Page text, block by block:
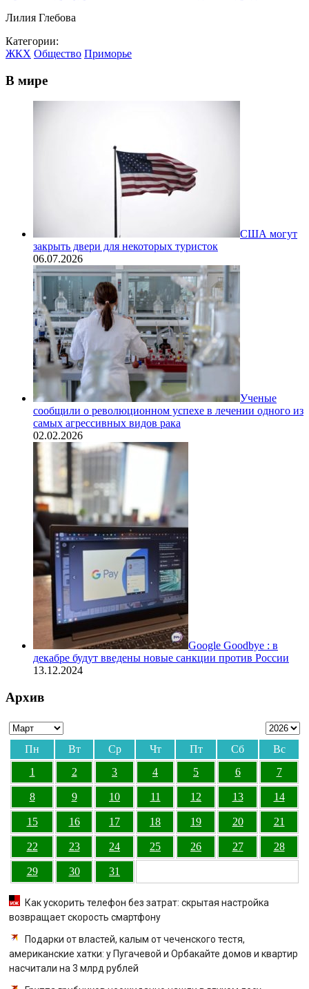
Лилия Глебова
Категории:
ЖКХ Общество Приморье
В мире
США могут
закрыть двери для некоторых туристок
06.07.2026
Ученые
сообщили о революционном успехе в лечении одного из
самых агрессивных видов рака
02.02.2026
Google Goodbye : в
декабре будут введены новые санкции против России
13.12.2024
Архив
Пн Вт Ср Чт Пт Сб
Вс
1
2 3 4 5 6 7
8 9 10 11 12 13 14
15 16 17 18 19 20 21
22 23 24 25 26 27 28
29 30 31
Как ускорить телефон без затрат: скрытая настройка
возвращает скорость смартфону
Подарки от властей, калым от чеченского тестя,
американские хатки: у Пугачевой и Орбакайте домов и квартир
насчитали на 3 млрд рублей